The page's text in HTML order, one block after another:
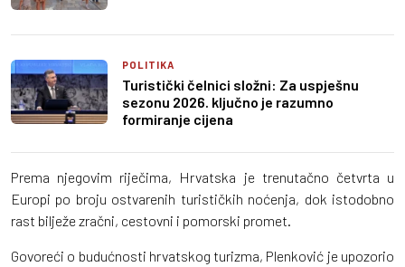
POLITIKA
Turistički čelnici složni: Za uspješnu
sezonu 2026. ključno je razumno
formiranje cijena
Prema njegovim riječima, Hrvatska je trenutačno četvrta u
Europi po broju ostvarenih turističkih noćenja, dok istodobno
rast bilježe zračni, cestovni i pomorski promet.
Govoreći o budućnosti hrvatskog turizma, Plenković je upozorio